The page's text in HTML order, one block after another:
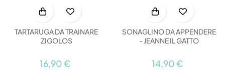
TARTARUGA DA TRAINARE
ZIGOLOS
16,90 €
SONAGLINO DA APPENDERE
- JEANNE IL GATTO
14,90 €